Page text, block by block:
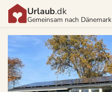
Urlaub.dk
Gemeinsam nach Dänemark